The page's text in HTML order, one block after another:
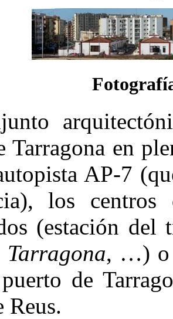
Tarragona en
AP-7
los centros
(estación
Tarragona, …) o
de
Reus.